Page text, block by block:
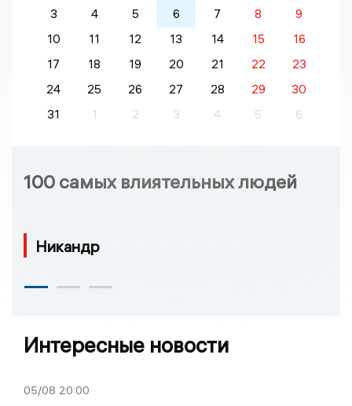
3
4 5 6 7 8
9
10
11 12 13 14 15
16
17
18 19 20 21 22
23
24
25 26 27 28 29
30
31
1 2 3 4 5 6
100 самых влиятельных людей
Никандр
Интересные новости
05/08 20:00